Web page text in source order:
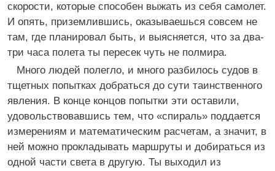
скорости, которые способен выжать из себя самолет.
И опять, приземлившись, оказываешься совсем не
там, где планировал быть, и выясняется, что за два-
три часа полета ты пересек чуть не полмира.
Много людей полегло, и много разбилось судов в
тщетных попытках добраться до сути таинственного
явления. В конце концов попытки эти оставили,
удовольствовавшись тем, что «спираль» поддается
измерениям и математическим расчетам, а значит, в
ней можно прокладывать маршруты и добираться из
одной части света в другую. Ты выходил из